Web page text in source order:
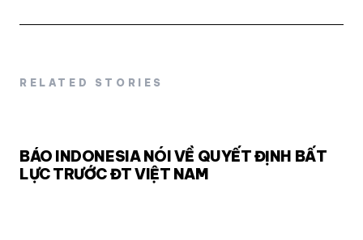
RELATED STORIES
BÁO INDONESIA NÓI VỀ QUYẾT ĐỊNH BẤT
LỰC TRƯỚC ĐT VIỆT NAM